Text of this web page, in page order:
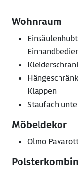
Wohnraum
Klappen
Staufach
Möbeldekor
Olmo